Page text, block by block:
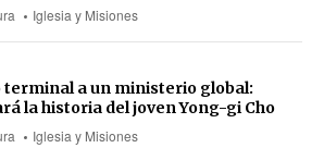
Iglesia y Misiones
Iglesia y Misiones
terminal a un ministerio global:
la historia del joven Yong-gi Cho